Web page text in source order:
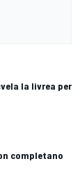
la livrea per
completano